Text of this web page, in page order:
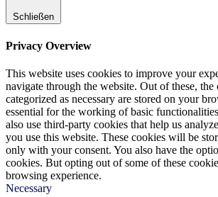
Schließen
Privacy Overview
This website uses cookies to improve your
navigate through the website. Out of these, the
categorized as necessary are stored on your
essential for the working of basic
also use third-party cookies that help us
you use this website. These cookies will be
only with your consent. You also have the
cookies. But opting out of some of these
browsing experience.
Necessary